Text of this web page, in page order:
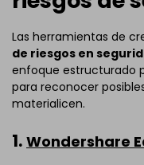
Las herramientas de
de riesgos en
enfoque estructurado
para reconocer
materialicen.
1. Wondershare